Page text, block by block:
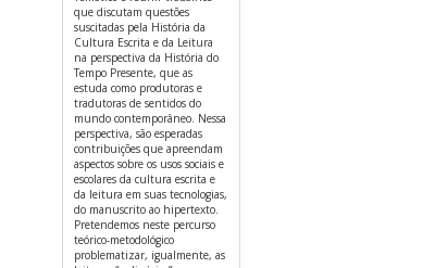
que discutam questões
suscitadas pela História da
Cultura Escrita e da Leitura
na perspectiva da História do
Tempo Presente, que as
estuda como produtoras e
tradutoras de sentidos do
mundo contemporâneo. Nessa
perspectiva, são esperadas
contribuições que apreendam
aspectos sobre os usos sociais e
escolares da cultura escrita e
da leitura em suas tecnologias,
do manuscrito ao hipertexto.
Pretendemos neste percurso
teórico-metodológico
problematizar, igualmente, as